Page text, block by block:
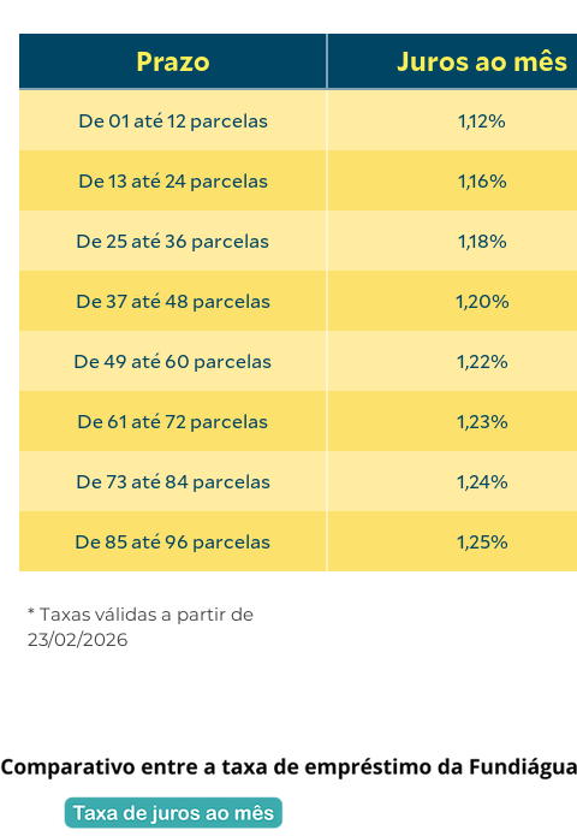
Prazo Juros ao mês
De 01 até 12 parcelas 1,12%
De 13 até 24 parcelas 1,16%
De 25 até 36 parcelas 1,18%
De 37 até 48 parcelas 1,20%
De 49 até 60 parcelas 1,22%
De 61 até 72 parcelas 1,23%
De 73 até 84 parcelas 1,24%
De 85 até 96 parcelas 1,25%
* Taxas válidas a partir de
23/02/2026